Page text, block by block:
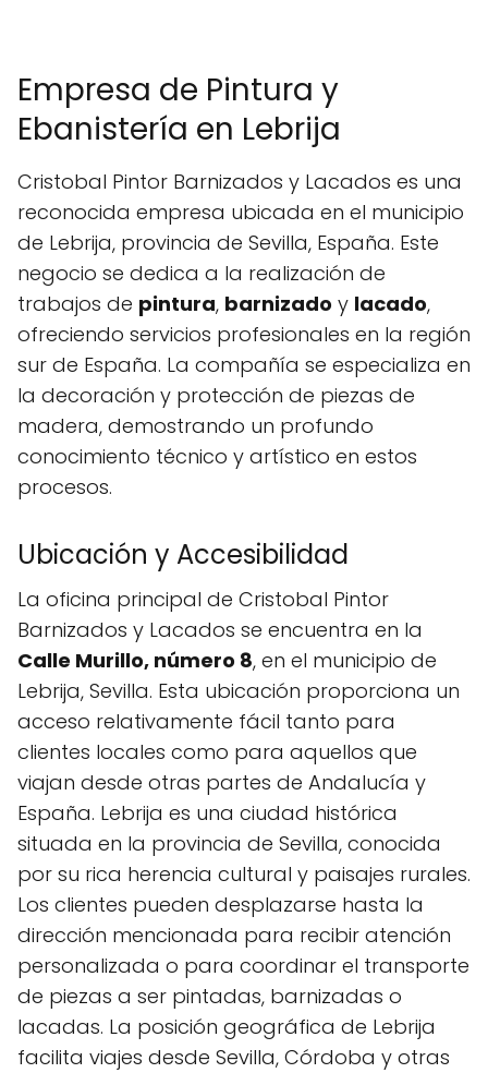
Empresa de Pintura y
Ebanistería en Lebrija
Cristobal Pintor Barnizados y Lacados es una
reconocida empresa ubicada en el municipio
de Lebrija, provincia de Sevilla, España. Este
negocio se dedica a la realización de
trabajos de pintura, barnizado y lacado,
ofreciendo servicios profesionales en la región
sur de España. La compañía se especializa en
la decoración y protección de piezas de
madera, demostrando un profundo
conocimiento técnico y artístico en estos
procesos.
Ubicación y Accesibilidad
La oficina principal de Cristobal Pintor
Barnizados y Lacados se encuentra en la
Calle Murillo, número 8, en el municipio de
Lebrija, Sevilla. Esta ubicación proporciona un
acceso relativamente fácil tanto para
clientes locales como para aquellos que
viajan desde otras partes de Andalucía y
España. Lebrija es una ciudad histórica
situada en la provincia de Sevilla, conocida
por su rica herencia cultural y paisajes rurales.
Los clientes pueden desplazarse hasta la
dirección mencionada para recibir atención
personalizada o para coordinar el transporte
de piezas a ser pintadas, barnizadas o
lacadas. La posición geográfica de Lebrija
facilita viajes desde Sevilla, Córdoba y otras